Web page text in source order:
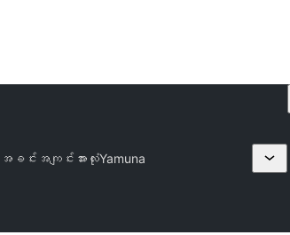
အခင်းအကျင်းအားလုံးYamuna